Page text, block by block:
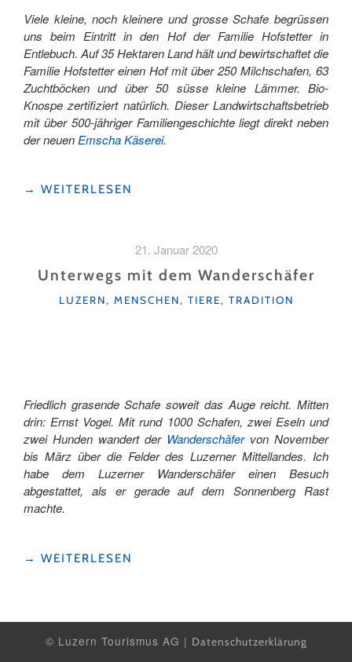
Viele kleine, noch kleinere und grosse Schafe begrüssen
uns beim Eintritt in den Hof der Familie Hofstetter in
Entlebuch. Auf 35 Hektaren Land hält und bewirtschaftet die
Familie Hofstetter einen Hof mit über 250 Milchschafen, 63
Zuchtböcken und über 50 süsse kleine Lämmer. Bio-
Knospe zertifiziert natürlich. Dieser Landwirtschaftsbetrieb
mit über 500-jähriger Familiengeschichte liegt direkt neben
der neuen Emscha Käserei.
"DICKE
GANZ
«JÖÖÖ»
→ WEITERLESEN
21. Januar 2020
Unterwegs mit dem Wanderschäfer
KATEGORIEN
LUZERN, MENSCHEN, TIERE, TRADITION
Friedlich grasende Schafe soweit das Auge reicht. Mitten
drin: Ernst Vogel. Mit rund 1000 Schafen, zwei Eseln und
zwei Hunden wandert der Wanderschäfervon November
bis März über die Felder des Luzerner Mittellandes. Ich
habe dem Luzerner Wanderschäfer einen Besuch
abgestattet, als er gerade auf dem Sonnenberg Rast
machte.
"UNTERWEGS
→ WEITERLESEN
© Luzern Tourismus AG | Datenschutzerklärung